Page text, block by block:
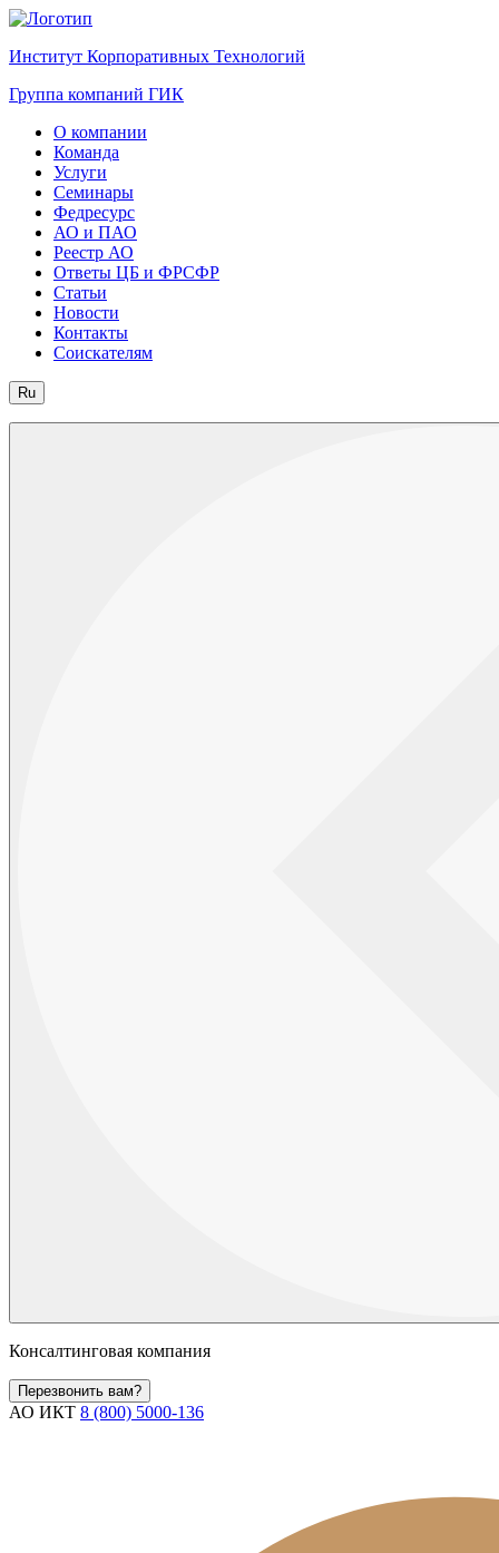
Институт Корпоративных Технологий
Группа компаний ГИК
О компании
Команда
Услуги
Семинары
Федресурс
АО и ПАО
Реестр АО
Ответы ЦБ и ФРСФР
Статьи
Новости
Контакты
Соискателям
Ru
Консалтинговая компания
Перезвонить вам?
АО ИКТ 8 (800) 5000-136